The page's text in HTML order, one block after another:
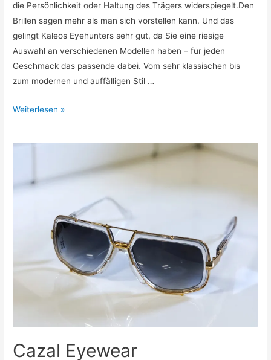
die Persönlichkeit oder Haltung des Trägers widerspiegelt.Den
Brillen sagen mehr als man sich vorstellen kann. Und das
gelingt Kaleos Eyehunters sehr gut, da Sie eine riesige
Auswahl an verschiedenen Modellen haben – für jeden
Geschmack das passende dabei. Vom sehr klassischen bis
zum modernen und auffälligen Stil …
Kaleos
Weiterlesen »
Cazal Eyewear